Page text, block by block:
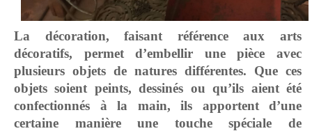
La décoration, faisant référence aux arts
décoratifs, permet d’embellir une pièce avec
plusieurs objets de natures différentes. Que ces
objets soient peints, dessinés ou qu’ils aient été
confectionnés à la main, ils apportent d’une
certaine manière une touche spéciale de